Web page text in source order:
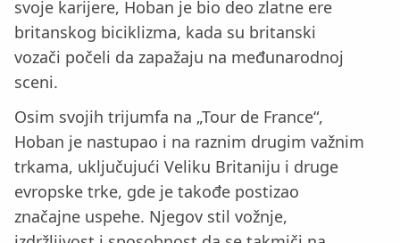
svoje karijere, Hoban je bio deo zlatne ere
britanskog biciklizma, kada su britanski
vozači počeli da zapažaju na međunarodnoj
sceni.
Osim svojih trijumfa na „Tour de France“,
Hoban je nastupao i na raznim drugim važnim
trkama, uključujući Veliku Britaniju i druge
evropske trke, gde je takođe postizao
značajne uspehe. Njegov stil vožnje,